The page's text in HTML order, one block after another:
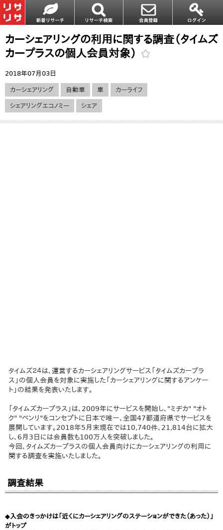
カーシェアリングの利用に関する調査（タイムズ
カープラスの個人会員対象）
2018年07月03日
カーシェアリング 自動車 車 カーライフ
シェアリングエコノミー シェア
タイムズ２４は、運営するカーシェアリングサービス「タイムズカープラ
ス」の個人会員を対象に実施した「カーシェアリングに関するアンケー
ト」の結果を発表いたします。
「タイムズカープラス」は、2009年にサービスを開始し、"ミヂカ" "オト
ク" "ベンリ"をコンセプトに日本で唯一、全国47都道府県でサービスを
展開しています。2018年5月末現在では10,740件、21,814台に拡大
し、6月3日には会員数も100万人を突破しました。
今回、タイムズカープラスの個人会員向けにカーシェアリングの利用に
関する調査を実施いたしました。
調査結果
◆入会のきっかけは「近くにカーシェアリングのステーションができた（あった）」
がトップ